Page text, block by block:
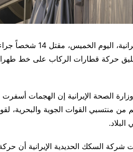
أعلنت السلطات
تعليق حركة قطارات الركاب على خط
من منتسبي القوات الجوية والبحرية،
شركة السكك الحديدية الإيرانية